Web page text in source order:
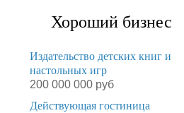
Хороший бизнес
Издательство детских книг и
настольных игр
200 000 000 руб
Действующая гостиница